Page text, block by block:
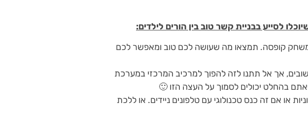
לסייע בבניית קשר טוב בין הורים לילדים:
קופסה. תמצאו מה שעושה לכם טוב ומאפשר לכם
אך אל תתנו לזה להפוך למרכיב המרכזי במערכת
בהחלט יכולים לסמוך על העצה הזו 🙂
או אם זה כנס טכנולוגי עם טלפונים ניידים. או ללכת